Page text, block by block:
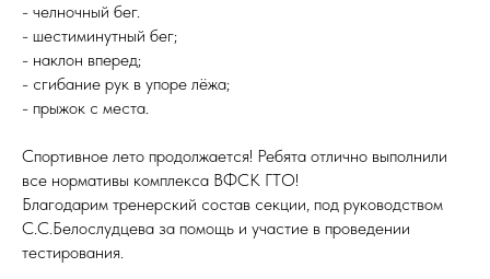
- челночный бег.
- шестиминутный бег;
- наклон вперед;
- сгибание рук в упоре лёжа;
- прыжок с места.
Спортивное лето продолжается! Ребята отлично выполнили
все нормативы комплекса ВФСК ГТО!
Благодарим тренерский состав секции, под руководством
С.С.Белослудцева за помощь и участие в проведении
тестирования.